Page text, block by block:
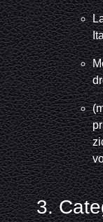
3.